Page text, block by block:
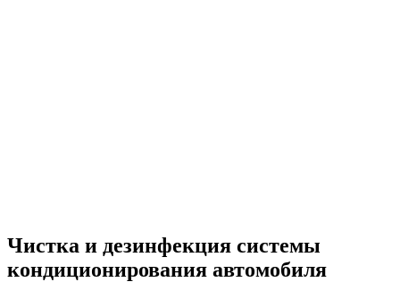
Чистка и дезинфекция системы
кондиционирования автомобиля